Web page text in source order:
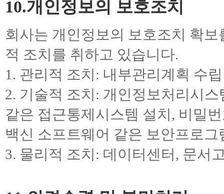
10.개인정보의 보호조치
회사는 개인정보의 보호조치 확
적 조치를 취하고 있습니다.
1. 관리적 조치: 내부관리계획 수
2. 기술적 조치: 개인정보처리시
같은 접근통제시스템 설치, 비밀
백신 소프트웨어 같은 보안프로
3. 물리적 조치: 데이터센터, 문서